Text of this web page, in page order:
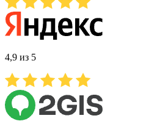
4,9 из 5